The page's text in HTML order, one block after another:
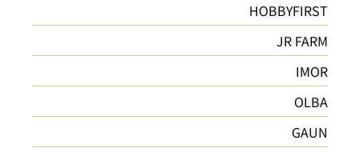
HOBBYFIRST
JR FARM
IMOR
OLBA
GAUN